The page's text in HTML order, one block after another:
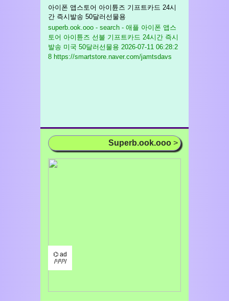
아이폰 앱스토어 아이튠즈 기프트카드 24시
간 즉시발송 50달러선물용
superb.ook.ooo - search - 애플 아이폰 앱스
토어 아이튠즈 선불 기프트카드 24시간 즉시
발송 미국 50달러선물용 2026-07-11 06:28:2
8 https://smartstore.naver.com/jamtsdavs
Superb.ook.ooo >
⌬ ad
/¹/²/³/